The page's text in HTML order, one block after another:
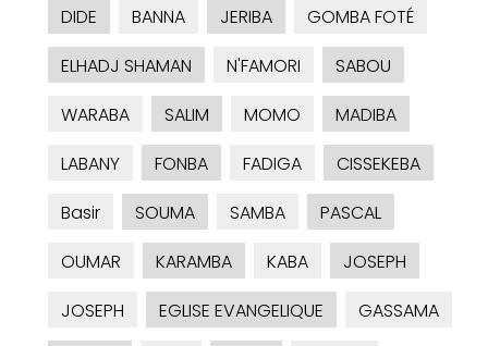
DIDE
BANNA JERIBA
GOMBA FOTÉ
ELHADJ SHAMAN
N'FAMORI
SABOU
WARABA
SALIM MOMO
MADIBA
LABANY
FONBA FADIGA
CISSEKEBA
Basir
SOUMA SAMBA
PASCAL
OUMAR
KARAMBA KABA
JOSEPH
JOSEPH
EGLISE EVANGELIQUE
GASSAMA